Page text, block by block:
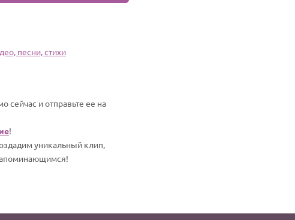
песни, стихи
сейчас и отправьте ее на
!
уникальный клип,